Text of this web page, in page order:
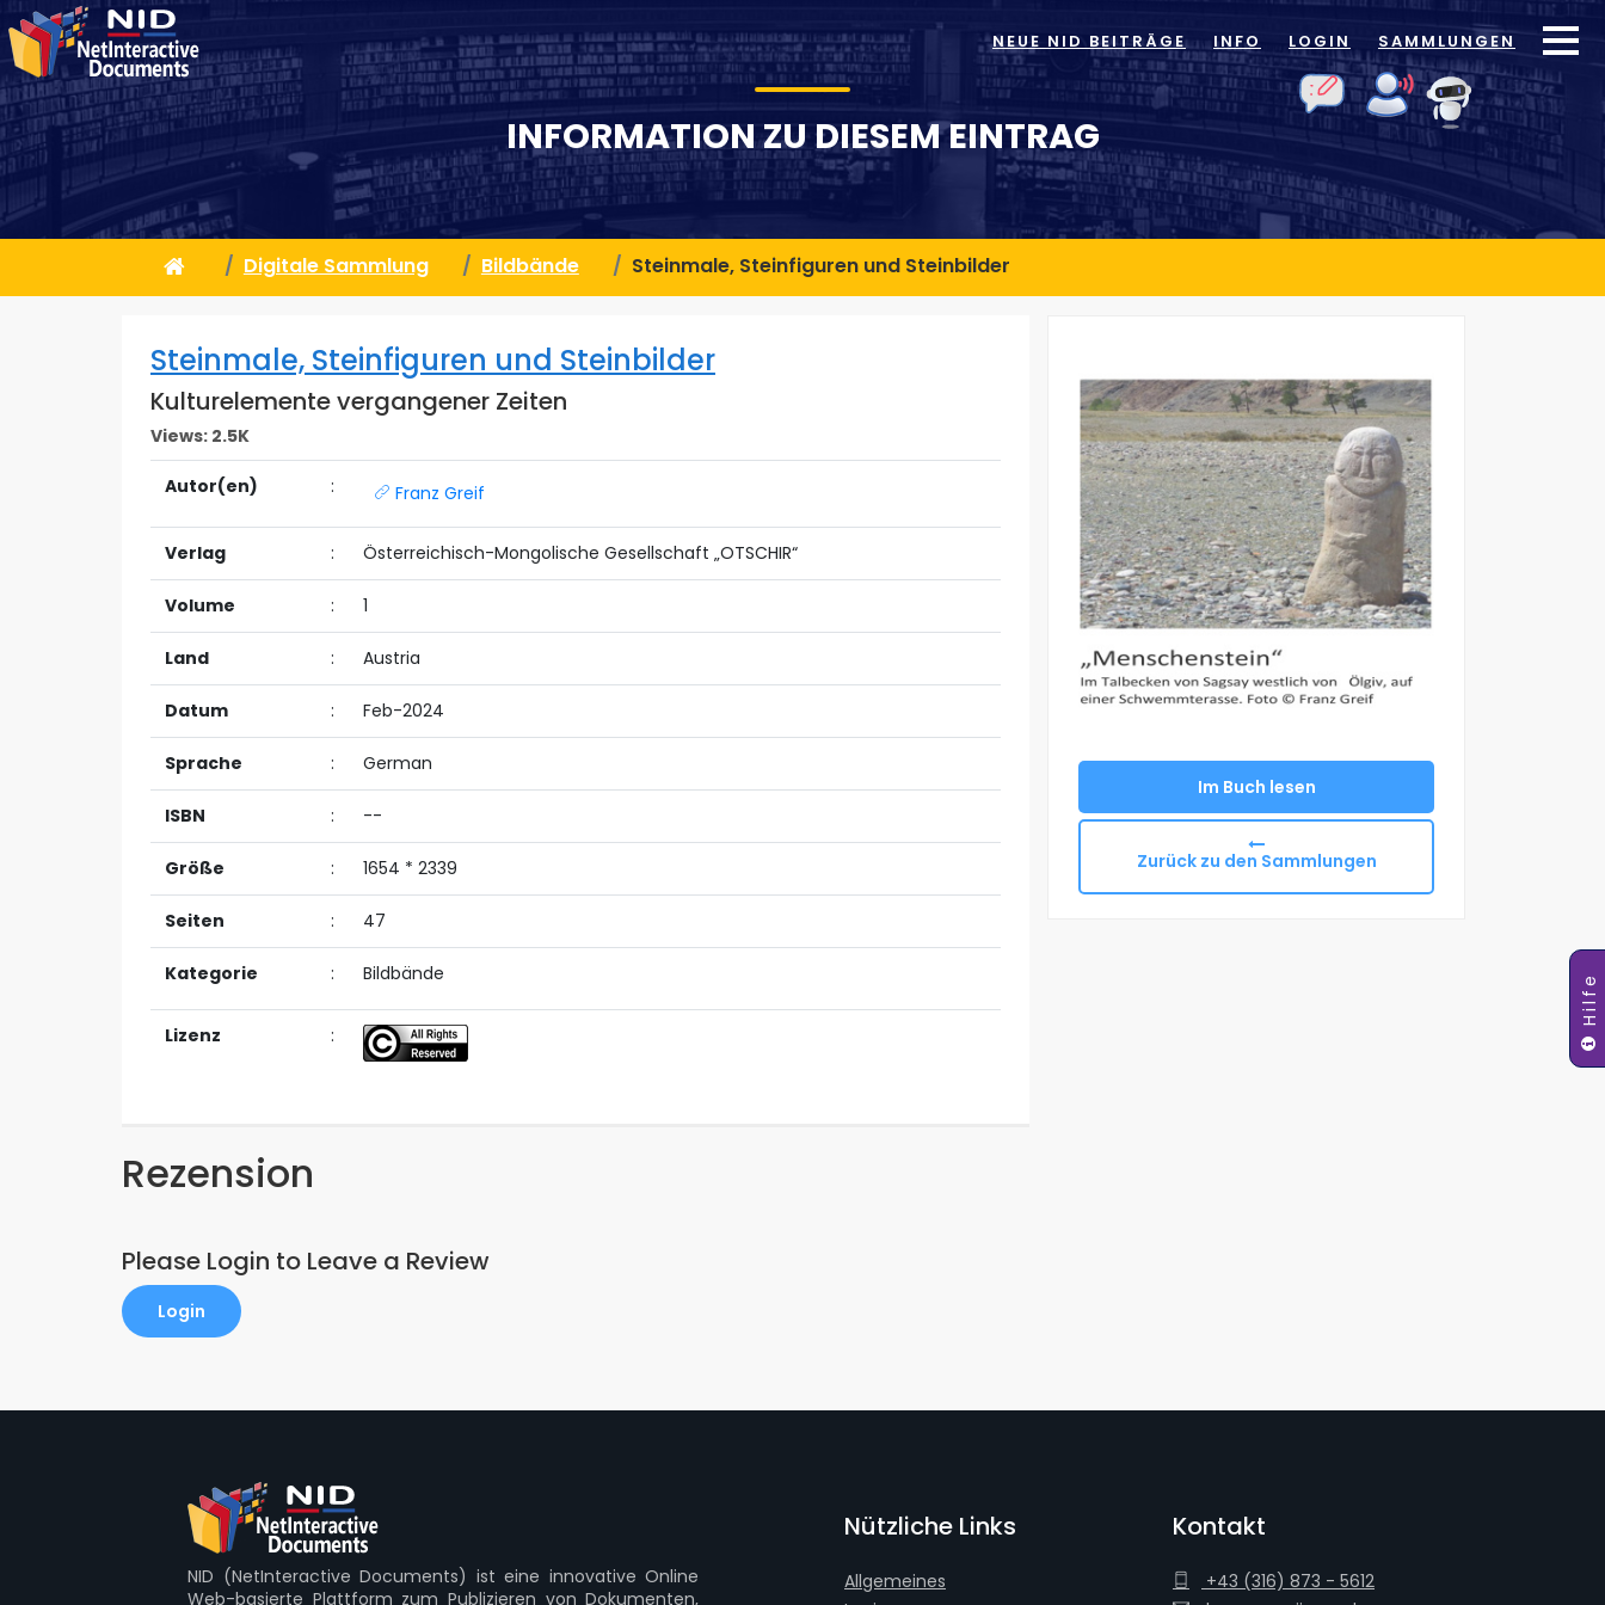
Hilfe
NEUE NID BEITRÄGE INFO LOGIN SAMMLUNGEN
INFORMATION ZU DIESEM EINTRAG
Digitale Sammlung Bildbände Steinmale, Steinfiguren und Steinbilder
Steinmale, Steinfiguren und Steinbilder
Kulturelemente vergangener Zeiten
Views: 2.5K
Autor(en) : Franz Greif
Verlag : Österreichisch-Mongolische Gesellschaft „OTSCHIR“
Volume : 1
Land : Austria
Datum : Feb-2024
Sprache : German
ISBN : --
Größe : 1654 * 2339
Seiten : 47
Kategorie : Bildbände
Lizenz :
Im Buch lesen
Zurück zu den Sammlungen
Rezension
Please Login to Leave a Review
Login
NID (NetInteractive Documents) ist eine innovative Online
Web-basierte Plattform zum Publizieren von Dokumenten,
Nützliche Links
Allgemeines
Kontakt
+43 (316) 873 - 5612